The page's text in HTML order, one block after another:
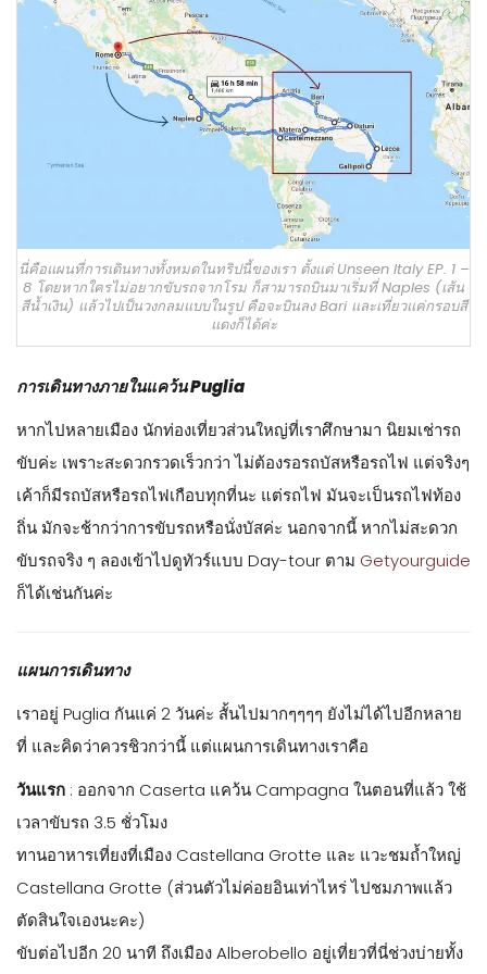
นี่คือแผนที่การเดินทางทั้งหมดในทริปนี้ของเรา ตั้งแต่ Unseen Italy EP. 1 –
8 โดยหากใครไม่อยากขับรถจากโรม ก็สามารถบินมาเริ่มที่ Naples (เส้น
สีน้ำเงิน) แล้วไปเป็นวงกลมแบบในรูป คือจะบินลง Bari และเที่ยวแค่กรอบสี
แดงก็ได้ค่ะ
การเดินทางภายในแคว้น Puglia
หากไปหลายเมือง นักท่องเที่ยวส่วนใหญ่ที่เราศึกษามา นิยมเช่ารถ
ขับค่ะ เพราะสะดวกรวดเร็วกว่า ไม่ต้องรอรถบัสหรือรถไฟ แต่จริงๆ
เค้าก็มีรถบัสหรือรถไฟเกือบทุกที่นะ แต่รถไฟ มันจะเป็นรถไฟท้อง
ถิ่น มักจะช้ากว่าการขับรถหรือนั่งบัสค่ะ นอกจากนี้ หากไม่สะดวก
ขับรถจริง ๆ ลองเข้าไปดูทัวร์แบบ Day-tour ตาม Getyourguide
ก็ได้เช่นกันค่ะ
แผนการเดินทาง
เราอยู่ Puglia กันแค่ 2 วันค่ะ สั้นไปมากๆๆๆๆ ยังไม่ได้ไปอีกหลาย
ที่ และคิดว่าควรชิวกว่านี้ แต่แผนการเดินทางเราคือ
วันแรก : ออกจาก Caserta แคว้น Campagna ในตอนที่แล้ว ใช้
เวลาขับรถ 3.5 ชั่วโมง
ทานอาหารเที่ยงที่เมือง Castellana Grotte และ แวะชมถ้ำใหญ่
Castellana Grotte (ส่วนตัวไม่ค่อยอินเท่าไหร่ ไปชมภาพแล้ว
ตัดสินใจเองนะคะ)
ขับต่อไปอีก 20 นาที ถึงเมือง Alberobello อยู่เที่ยวที่นี่ช่วงบ่ายทั้ง